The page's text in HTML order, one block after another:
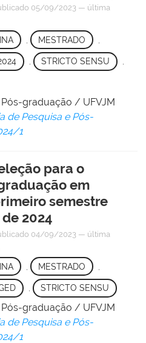
05/09/2023 — última
MESTRADO
, STRICTO SENSU ,
graduação / UFVJM
de Pesquisa e Pós-
1
para o
em
semestre
2024
04/09/2023 — última
MESTRADO
, STRICTO SENSU
graduação / UFVJM
de Pesquisa e Pós-
1